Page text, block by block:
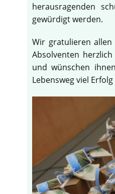
herausragenden
gewürdigt werden.
Wir gratulieren
Absolventen
und wünschen
Lebensweg viel